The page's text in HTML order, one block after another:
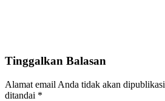
Tinggalkan Balasan
Alamat email Anda tidak akan
ditandai *